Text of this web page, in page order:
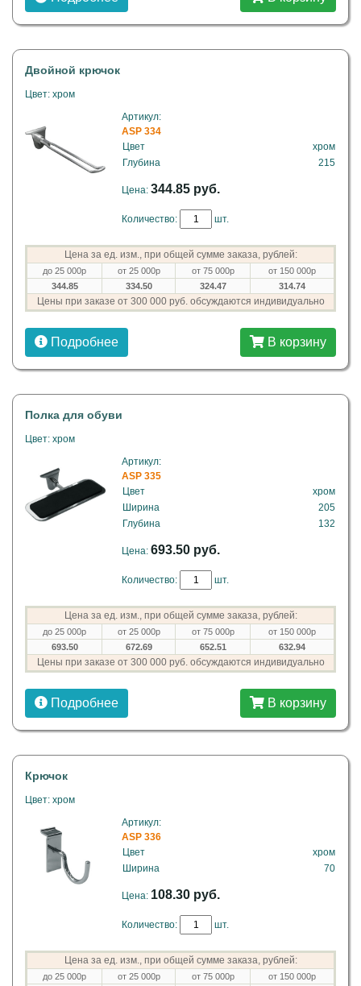
Двойной крючок
Цвет: хром
Артикул:
ASP 334
Цвет
хром
Глубина
215
Цена: 344.85 руб.
Количество: шт.
Цена за ед. изм., при общей сумме заказа, рублей:
до 25 000р от 25 000р от 75 000р
от 150 000р
344.85
334.50 324.47 314.74
Цены при заказе от 300 000 руб. обсуждаются индивидуально
Подробнее В корзину
Полка для обуви
Цвет: хром
Артикул:
ASP 335
Цвет
хром
Ширина
205
Глубина
132
Цена: 693.50 руб.
Количество: шт.
Цена за ед. изм., при общей сумме заказа, рублей:
до 25 000р от 25 000р от 75 000р
от 150 000р
693.50
672.69 652.51 632.94
Цены при заказе от 300 000 руб. обсуждаются индивидуально
Подробнее В корзину
Крючок
Цвет: хром
Артикул:
ASP 336
Цвет
хром
Ширина
70
Цена: 108.30 руб.
Количество: шт.
Цена за ед. изм., при общей сумме заказа, рублей:
до 25 000р от 25 000р от 75 000р
от 150 000р